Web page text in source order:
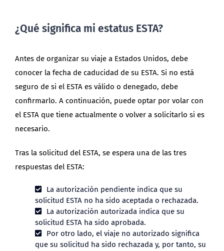
¿Qué significa mi estatus ESTA?
Antes de organizar su viaje a Estados Unidos, debe
conocer la fecha de caducidad de su ESTA. Si no está
seguro de si el ESTA es válido o denegado, debe
confirmarlo. A continuación, puede optar por volar con
el ESTA que tiene actualmente o volver a solicitarlo si es
necesario.
Tras la solicitud del ESTA, se espera una de las tres
respuestas del ESTA:
La autorización pendiente indica que su
solicitud ESTA no ha sido aceptada o rechazada.
La autorización autorizada indica que su
solicitud ESTA ha sido aprobada.
Por otro lado, el viaje no autorizado significa
que su solicitud ha sido rechazada y, por tanto, su